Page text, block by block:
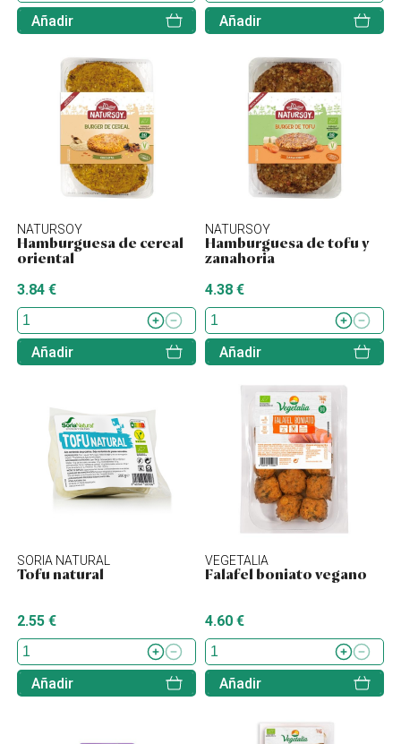
Añadir Añadir
NATURSOY
Hamburguesa de cereal
oriental
3.84 €
Añadir
NATURSOY
Hamburguesa de tofu y
zanahoria
4.38 €
Añadir
SORIA NATURAL
Tofu natural
2.55 €
Añadir
VEGETALIA
Falafel boniato vegano
4.60 €
Añadir